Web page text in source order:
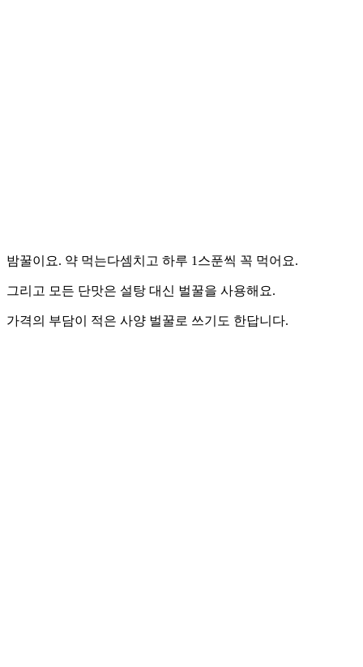
밤꿀이요. 약 먹는다셈치고 하루 1스푼씩 꼭 먹어요.
그리고 모든 단맛은 설탕 대신 벌꿀을 사용해요.
가격의 부담이 적은 사양 벌꿀로 쓰기도 한답니다.